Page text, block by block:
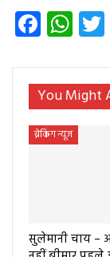
You Might
ब्रेकिंग न्यूज
सुलेमानी चाय –